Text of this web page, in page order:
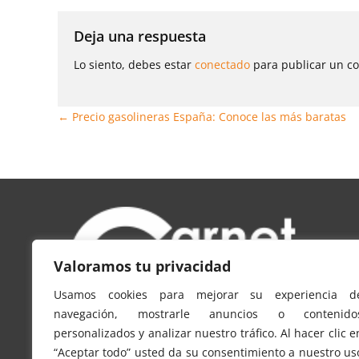
Valoramos tu privacidad
Usamos cookies para mejorar su experiencia
navegación, mostrarle anuncios o
personalizados y analizar nuestro tráfico. Al hacer clic
“Aceptar todo” usted da su consentimiento a nuestro
Deja una respuesta
Lo siento, debes estar conectado para publicar un
← Precio gasolineras España: Conoce las más baratas
carnetconducir.info es un sitio web propiedad de